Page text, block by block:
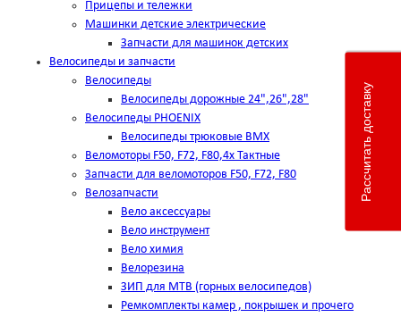
Прицепы и тележки
Машинки детские электрические
Запчасти для машинок детских
Велосипеды и запчасти
Велосипеды
Велосипеды дорожные 24",26",28"
Велосипеды PHOENIX
Велосипеды трюковые BMX
Веломоторы F50, F72, F80,4х Тактные
Запчасти для веломоторов F50, F72, F80
Велозапчасти
Вело аксессуары
Вело инструмент
Вело химия
Велорезина
ЗИП для MTB (горных велосипедов)
Ремкомплекты камер , покрышек и прочего
Рассчитать доставку